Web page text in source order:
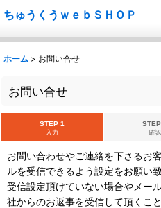
ちゅうくうｗｅｂＳＨＯＰ
ホーム > お問い合せ
お問い合せ
STEP 1
入力
確認
お問い合わせやご連絡を下さるお
ルを受信できるよう設定をお願い致
受信設定頂けていない場合やメー
社からのお返事を受信して頂くこ